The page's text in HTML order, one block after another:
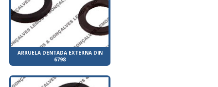
ARRUELA DENTADA EXTERNA DIN
6798